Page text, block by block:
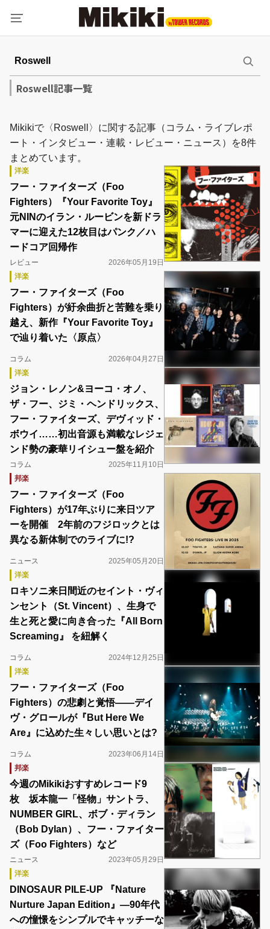
Roswell記事一覧
Mikikiで〈Roswell〉に関する記事（コラム・ライブレポ
ート・インタビュー・連載・レビュー・ニュース）を8件
まとめています。
洋楽
フー・ファイターズ（Foo
Fighters）『Your Favorite Toy』
元NINのイラン・ルービンを新ドラ
マーに迎えた12枚目はパンク／ハ
ードコア回帰作
レビュー
2026年05月19日
洋楽
フー・ファイターズ（Foo
Fighters）が紆余曲折と苦難を乗り
越え、新作『Your Favorite Toy』
で辿り着いた〈原点〉
コラム
2026年04月27日
洋楽
ジョン・レノン&ヨーコ・オノ、
ザ・フー、ジミ・ヘンドリックス、
フー・ファイターズ、デヴィッド・
ボウイ……初出音源も満載なレジェ
ンド勢の豪華リイシュー盤を紹介
コラム
2025年11月10日
邦楽
フー・ファイターズ（Foo
Fighters）が17年ぶりに来日ツア
ーを開催 2年前のフジロックとは
異なる新体制でのライブに!?
ニュース
2025年05月20日
洋楽
ロキソニ来日間近のセイント・ヴィ
ンセント（St. Vincent）、生身で
生と死と愛に向き合った『All Born
Screaming』 を紐解く
コラム
2024年12月25日
洋楽
フー・ファイターズ（Foo
Fighters）の悲劇と覚悟――デイ
ヴ・グロールが『But Here We
Are』に込めた生々しい思いとは?
コラム
2023年06月14日
邦楽
今週のMikikiおすすめレコード9
枚 坂本龍一「怪物」サントラ、
NUMBER GIRL、ボブ・ディラン
（Bob Dylan）、フー・ファイター
ズ（Foo Fighters）など
ニュース
2023年05月29日
洋楽
DINOSAUR PILE-UP 『Nature
Nurture Japan Edition』―90年代
への憧憬をシンプルでキャッチーな